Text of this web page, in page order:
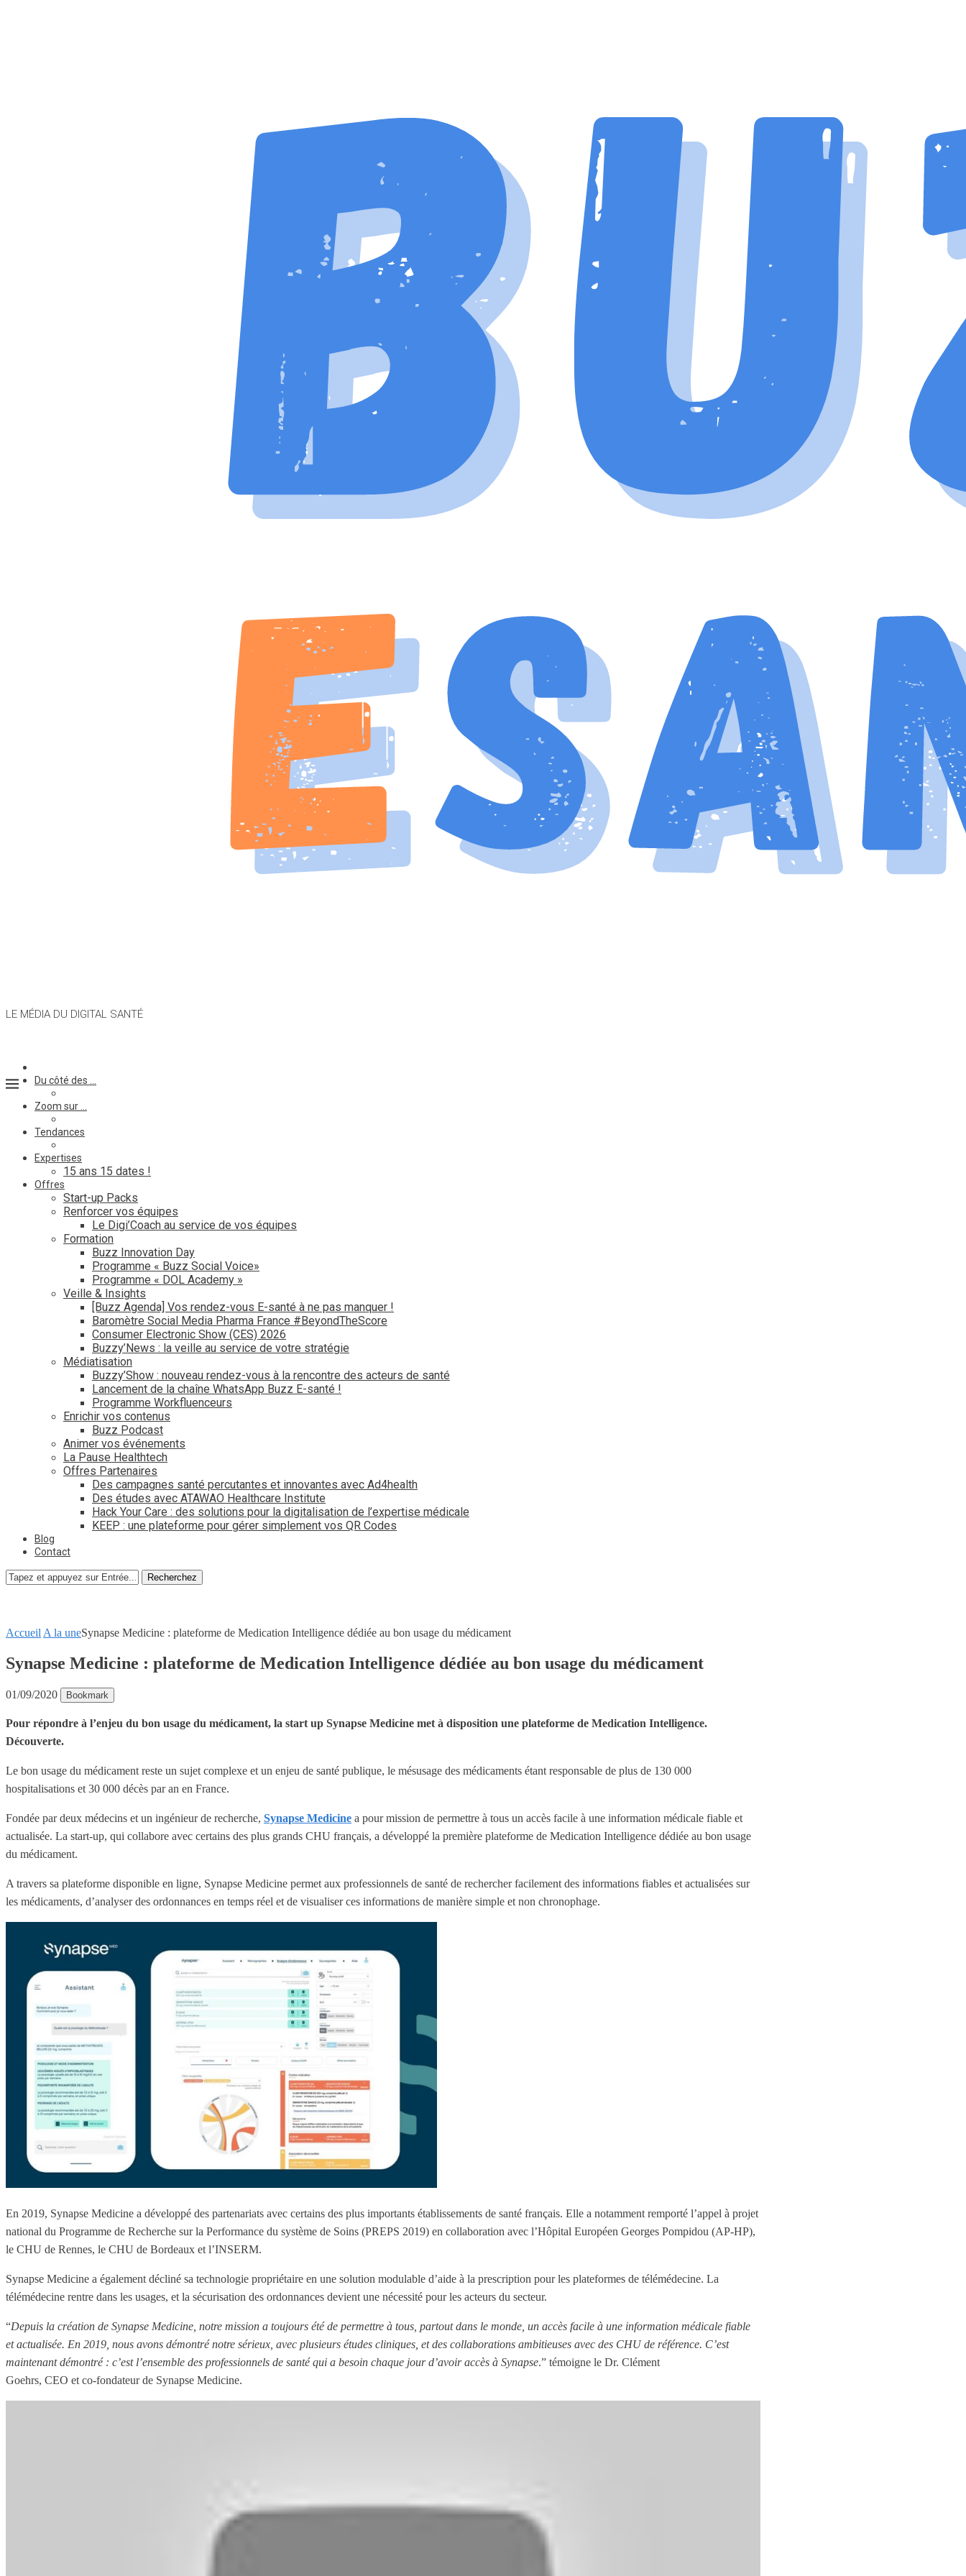
LE MÉDIA DU DIGITAL SANTÉ
Du côté des …
Zoom sur …
Tendances
Expertises
15 ans 15 dates !
Offres
Start-up Packs
Renforcer vos équipes
Le Digi’Coach au service de vos équipes
Formation
Buzz Innovation Day
Programme « Buzz Social Voice»
Programme « DOL Academy »
Veille & Insights
[Buzz Agenda] Vos rendez-vous E-santé à ne pas manquer !
Baromètre Social Media Pharma France #BeyondTheScore
Consumer Electronic Show (CES) 2026
Buzzy’News : la veille au service de votre stratégie
Médiatisation
Buzzy’Show : nouveau rendez-vous à la rencontre des acteurs de santé
Lancement de la chaîne WhatsApp Buzz E-santé !
Programme Workfluenceurs
Enrichir vos contenus
Buzz Podcast
Animer vos événements
La Pause Healthtech
Offres Partenaires
Des campagnes santé percutantes et innovantes avec Ad4health
Des études avec ATAWAO Healthcare Institute
Hack Your Care : des solutions pour la digitalisation de l’expertise médicale
KEEP : une plateforme pour gérer simplement vos QR Codes
Blog
Contact
Recherchez
Accueil A la uneSynapse Medicine : plateforme de Medication Intelligence dédiée au bon usage du médicament
Synapse Medicine : plateforme de Medication Intelligence dédiée au bon usage du médicament
01/09/2020 Bookmark
Pour répondre à l’enjeu du bon usage du médicament, la start up Synapse Medicine met à disposition une plateforme de Medication Intelligence.
Découverte.
Le bon usage du médicament reste un sujet complexe et un enjeu de santé publique, le mésusage des médicaments étant responsable de plus de 130 000
hospitalisations et 30 000 décès par an en France.
Fondée par deux médecins et un ingénieur de recherche, Synapse Medicine a pour mission de permettre à tous un accès facile à une information médicale fiable et
actualisée. La start-up, qui collabore avec certains des plus grands CHU français, a développé la première plateforme de Medication Intelligence dédiée au bon usage
du médicament.
A travers sa plateforme disponible en ligne, Synapse Medicine permet aux professionnels de santé de rechercher facilement des informations fiables et actualisées sur
les médicaments, d’analyser des ordonnances en temps réel et de visualiser ces informations de manière simple et non chronophage.
En 2019, Synapse Medicine a développé des partenariats avec certains des plus importants établissements de santé français. Elle a notamment remporté l’appel à projet
national du Programme de Recherche sur la Performance du système de Soins (PREPS 2019) en collaboration avec l’Hôpital Européen Georges Pompidou (AP-HP),
le CHU de Rennes, le CHU de Bordeaux et l’INSERM.
Synapse Medicine a également décliné sa technologie propriétaire en une solution modulable d’aide à la prescription pour les plateformes de télémédecine. La
télémédecine rentre dans les usages, et la sécurisation des ordonnances devient une nécessité pour les acteurs du secteur.
“Depuis la création de Synapse Medicine, notre mission a toujours été de permettre à tous, partout dans le monde, un accès facile à une information médicale fiable
et actualisée. En 2019, nous avons démontré notre sérieux, avec plusieurs études cliniques, et des collaborations ambitieuses avec des CHU de référence. C’est
maintenant démontré : c’est l’ensemble des professionnels de santé qui a besoin chaque jour d’avoir accès à Synapse.” témoigne le Dr. Clément
Goehrs, CEO et co-fondateur de Synapse Medicine.